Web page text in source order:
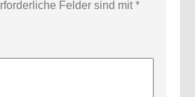
Felder sind mit*